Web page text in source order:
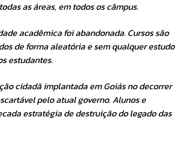
as áreas, em todos os câmpus.
acadêmica foi abandonada. Cursos são
de forma aleatória e sem qualquer estudo
estudantes.
cidadã implantada em Goiás no decorrer
pelo atual governo. Alunos e
estratégia de destruição do legado das